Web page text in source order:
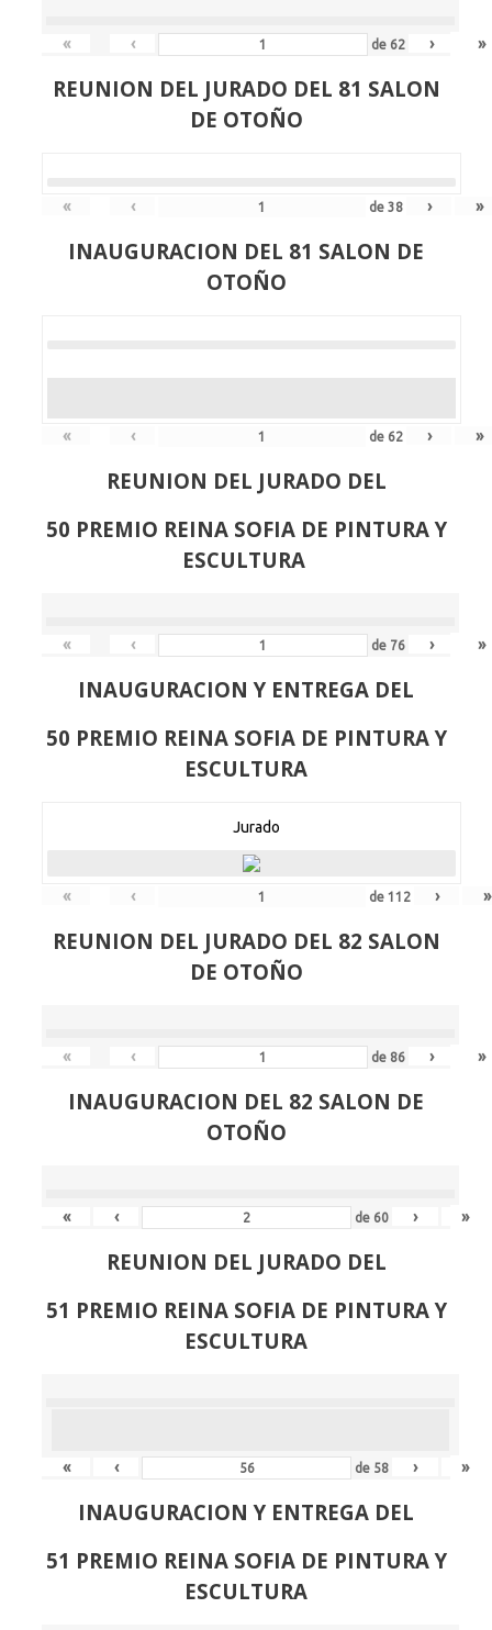
« ‹ de 62 › »
REUNION DEL JURADO DEL 81 SALON
DE OTOÑO
« ‹ de38 › »
INAUGURACION DEL 81 SALON DE
OTOÑO
« ‹ de 62 › »
REUNION DEL JURADO DEL
50 PREMIO REINA SOFIA DE PINTURA Y
ESCULTURA
« ‹ de 76 › »
INAUGURACION Y ENTREGA DEL
50 PREMIO REINA SOFIA DE PINTURA Y
ESCULTURA
Jurado
« ‹ de112 › »
REUNION DEL JURADO DEL 82 SALON
DE OTOÑO
« ‹ de 86 › »
INAUGURACION DEL 82 SALON DE
OTOÑO
« ‹ de 60 › »
REUNION DEL JURADO DEL
51 PREMIO REINA SOFIA DE PINTURA Y
ESCULTURA
« ‹ de 58 › »
INAUGURACION Y ENTREGA DEL
51 PREMIO REINA SOFIA DE PINTURA Y
ESCULTURA